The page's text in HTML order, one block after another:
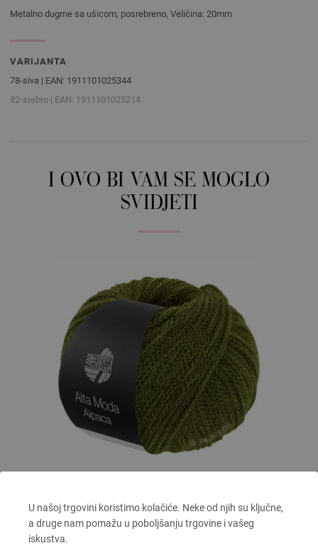
U našoj trgovini koristimo kolačiće. Neke od njih su ključne,
a druge nam pomažu u poboljšanju trgovine i vašeg
iskustva.
Metalno dugme sa ušicom, posrebreno, Veličina: 20mm
VARIJANTA
78-siva | EAN: 1911101025344
82-srebro | EAN: 1911101025214
I OVO BI VAM SE MOGLO
SVIDJETI
ALTA MODA ALPACA
90 % Alpaka, 5 % Djevicavuna, 5 % Poliamid